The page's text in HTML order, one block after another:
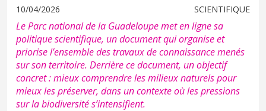
10/04/2026 SCIENTIFIQUE
Le Parc national de la Guadeloupe met en ligne sa
politique scientifique, un document qui organise et
priorise l’ensemble des travaux de connaissance menés
sur son territoire. Derrière ce document, un objectif
concret : mieux comprendre les milieux naturels pour
mieux les préserver, dans un contexte où les pressions
sur la biodiversité s’intensifient.